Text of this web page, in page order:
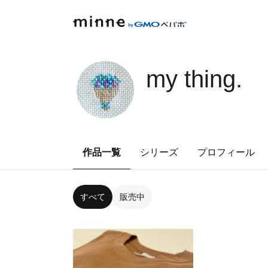
my thing.
作品一覧 シリーズ プロフィール
すべて 販売中